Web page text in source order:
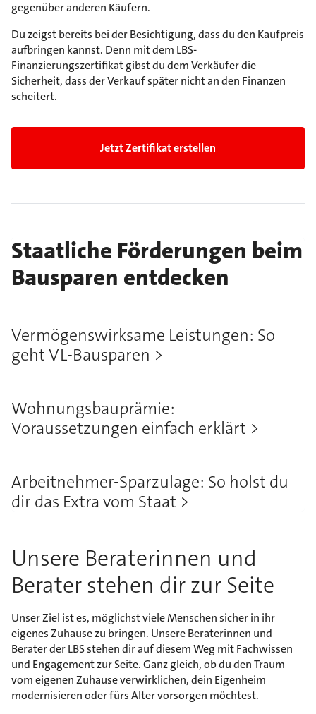
gegenüber anderen Käufern.
Du zeigst bereits bei der Besichtigung, dass du den Kaufpreis
aufbringen kannst. Denn mit dem LBS-
Finanzierungszertifikat gibst du dem Verkäufer die
Sicherheit, dass der Verkauf später nicht an den Finanzen
scheitert.
Jetzt Zertifikat erstellen
Staatliche Förderungen beim
Bausparen entdecken
Vermögenswirksame Leistungen: So
geht VL-Bausparen
Wohnungsbauprämie:
Voraussetzungen einfach erklärt
Arbeitnehmer-Sparzulage: So holst du
dir das Extra vom Staat
Unsere Beraterinnen und
Berater stehen dir zur Seite
Unser Ziel ist es, möglichst viele Menschen sicher in ihr
eigenes Zuhause zu bringen. Unsere Beraterinnen und
Berater der LBS stehen dir auf diesem Weg mit Fachwissen
und Engagement zur Seite. Ganz gleich, ob du den Traum
vom eigenen Zuhause verwirklichen, dein Eigenheim
modernisieren oder fürs Alter vorsorgen möchtest.